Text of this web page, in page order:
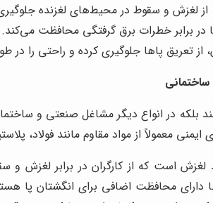
لغزش و سقوط در محیط‌های لغزنده
در برابر خطرات برق گرفتگی محافظت می‌کند.
تعریق پاها جلوگیری کرده و راحتی را در
در انواع دیگر مشاغل صنعتی و
معمولاً از مواد مقاوم مانند فولاد،
است که از کارگران در برابر لغزش و
محافظت اضافی برای انگشتان پا